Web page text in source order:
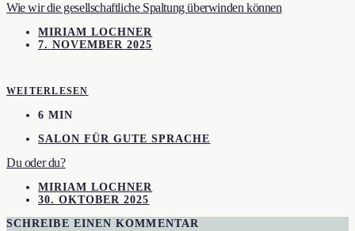
Wie wir die gesellschaftliche Spaltung überwinden können
MIRIAM LOCHNER
7. NOVEMBER 2025
WEITERLESEN
6 MIN
SALON FÜR GUTE SPRACHE
Du oder du?
MIRIAM LOCHNER
30. OKTOBER 2025
SCHREIBE EINEN KOMMENTAR